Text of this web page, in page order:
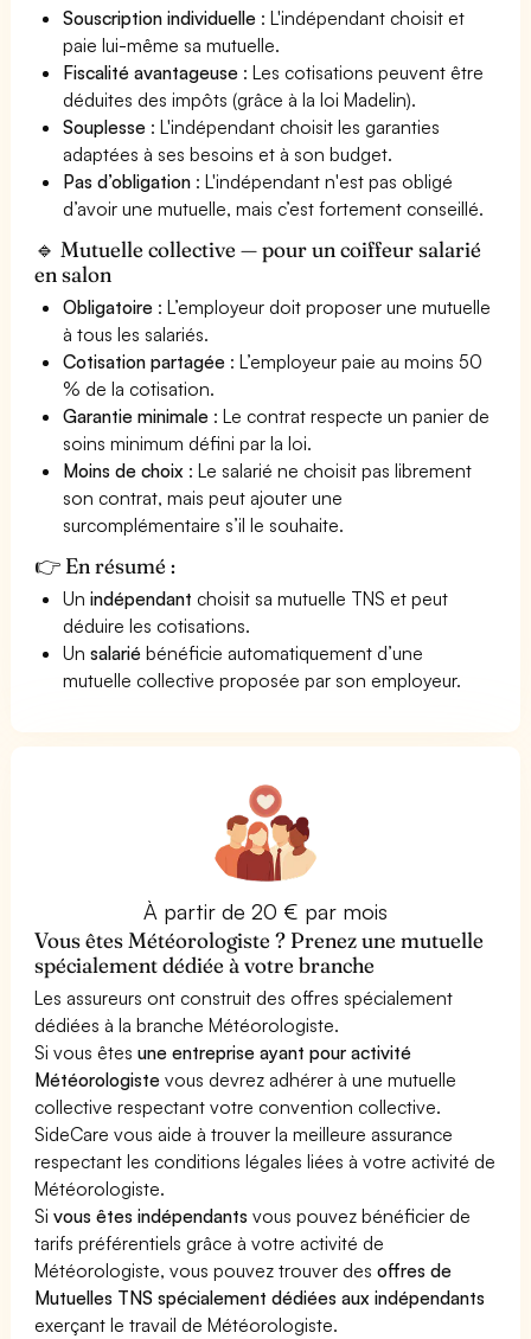
Souscription individuelle : L'indépendant choisit et
paie lui-même sa mutuelle.
Fiscalité avantageuse : Les cotisations peuvent être
déduites des impôts (grâce à la loi Madelin).
Souplesse : L'indépendant choisit les garanties
adaptées à ses besoins et à son budget.
Pas d’obligation : L'indépendant n'est pas obligé
d’avoir une mutuelle, mais c’est fortement conseillé.
🔹 Mutuelle collective — pour un coiffeur salarié
en salon
Obligatoire : L’employeur doit proposer une mutuelle
à tous les salariés.
Cotisation partagée : L’employeur paie au moins 50
% de la cotisation.
Garantie minimale : Le contrat respecte un panier de
soins minimum défini par la loi.
Moins de choix : Le salarié ne choisit pas librement
son contrat, mais peut ajouter une
surcomplémentaire s’il le souhaite.
👉 En résumé :
Unindépendant choisit sa mutuelle TNS et peut
déduire les cotisations.
Unsalarié bénéficie automatiquement d’une
mutuelle collective proposée par son employeur.
À partir de 20 € par mois
Vous êtes Météorologiste ? Prenez une mutuelle
spécialement dédiée à votre branche
Les assureurs ont construit des offres spécialement
dédiées à la branche Météorologiste.
Si vous êtesune entreprise ayant pour activité
Météorologiste vous devrez adhérer à une mutuelle
collective respectant votre convention collective.
SideCare vous aide à trouver la meilleure assurance
respectant les conditions légales liées à votre activité de
Météorologiste.
Sivous êtes indépendants vous pouvez bénéficier de
tarifs préférentiels grâce à votre activité de
Météorologiste, vous pouvez trouver desoffres de
Mutuelles TNS spécialement dédiées aux indépendants
exerçant le travail de Météorologiste.